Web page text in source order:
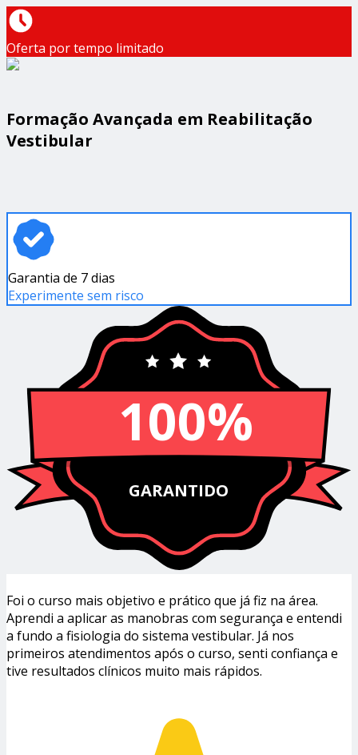
Oferta por tempo limitado
Formação Avançada em Reabilitação
Vestibular
Garantia de 7 dias
Experimente sem risco
100%
GARANTIDO
Foi o curso mais objetivo e prático que já fiz na área.
Aprendi a aplicar as manobras com segurança e entendi
a fundo a fisiologia do sistema vestibular. Já nos
primeiros atendimentos após o curso, senti confiança e
tive resultados clínicos muito mais rápidos.